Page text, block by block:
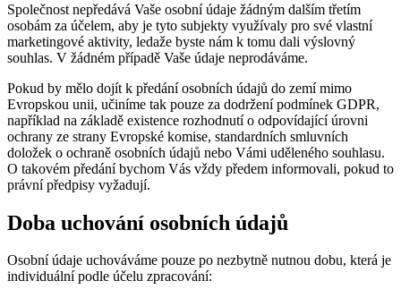
Společnost nepředává Vaše osobní údaje žádným dalším třetím
osobám za účelem, aby je tyto subjekty využívaly pro své vlastní
marketingové aktivity, ledaže byste nám k tomu dali výslovný
souhlas. V žádném případě Vaše údaje neprodáváme.
Pokud by mělo dojít k předání osobních údajů do zemí mimo
Evropskou unii, učiníme tak pouze za dodržení podmínek GDPR,
například na základě existence rozhodnutí o odpovídající úrovni
ochrany ze strany Evropské komise, standardních smluvních
doložek o ochraně osobních údajů nebo Vámi uděleného souhlasu.
O takovém předání bychom Vás vždy předem informovali, pokud to
právní předpisy vyžadují.
Doba uchování osobních údajů
Osobní údaje uchováváme pouze po nezbytně nutnou dobu, která je
individuální podle účelu zpracování: